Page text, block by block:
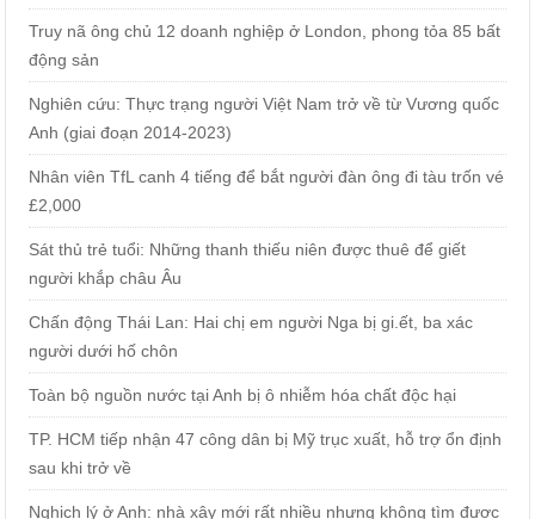
Truy nã ông chủ 12 doanh nghiệp ở London, phong tỏa 85 bất
động sản
Nghiên cứu: Thực trạng người Việt Nam trở về từ Vương quốc
Anh (giai đoạn 2014-2023)
Nhân viên TfL canh 4 tiếng để bắt người đàn ông đi tàu trốn vé
£2,000
Sát thủ trẻ tuổi: Những thanh thiếu niên được thuê để giết
người khắp châu Âu
Chấn động Thái Lan: Hai chị em người Nga bị gi.ết, ba xác
người dưới hố chôn
Toàn bộ nguồn nước tại Anh bị ô nhiễm hóa chất độc hại
TP. HCM tiếp nhận 47 công dân bị Mỹ trục xuất, hỗ trợ ổn định
sau khi trở về
Nghịch lý ở Anh: nhà xây mới rất nhiều nhưng không tìm được